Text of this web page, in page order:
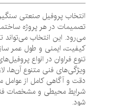
انتخاب پروفیل صنعتی سنگین،
تصمیمات در هر پروژه ساختمانی
می‌رود. این انتخاب می‌تواند تأثیر
کیفیت، ایمنی و طول عمر سازه
تنوع فراوان در انواع پروفیل‌های
ویژگی‌های فنی متنوع آن‌ها، لازم
دقت و آگاهی کامل از عوامل
شرایط محیطی و مشخصات فنی هر